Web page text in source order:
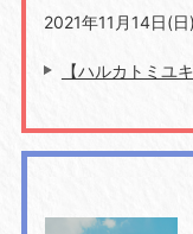
2021年11月14日(
【ハルカトミユ